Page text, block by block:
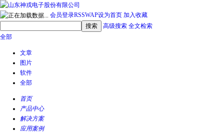
会员登录RSSWAP设为首页 加入收藏
高级搜索 全文检索
全部
文章
图片
软件
全部
首页
产品中心
解决方案
应用案例